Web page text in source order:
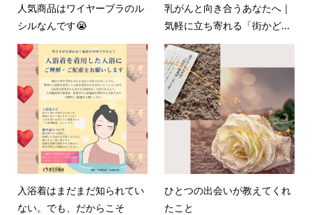
人気商品はワイヤーブラのル
シルなんです😭
乳がんと向き合うあなたへ｜
気軽に立ち寄れる「街かど...
入浴着はまだまだ知られてい
ない。でも、だからこそ
ひとつの出会いが教えてくれ
たこと